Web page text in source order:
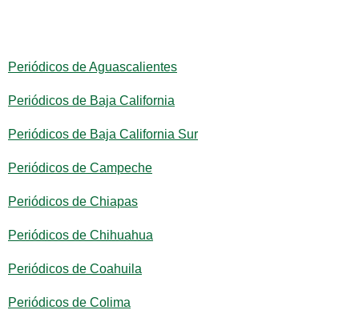
Periódicos de Aguascalientes
Periódicos de Baja California
Periódicos de Baja California Sur
Periódicos de Campeche
Periódicos de Chiapas
Periódicos de Chihuahua
Periódicos de Coahuila
Periódicos de Colima